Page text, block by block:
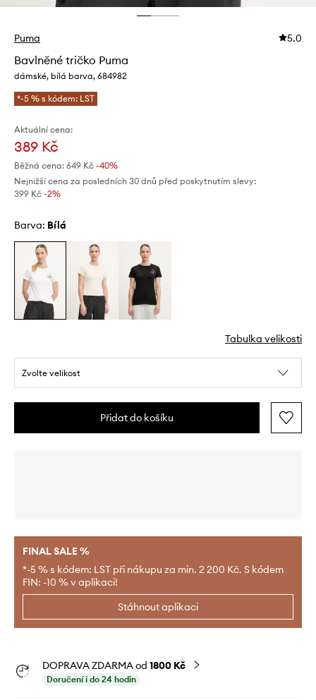
Puma 5.0
Bavlněné tričko Puma
dámské, bílá barva, 684982
*-5 % s kódem: LST
Aktuální cena:
389 Kč
Běžná cena: 649 Kč -40%
Nejnižší cena za posledních 30 dnů před poskytnutím slevy:
399 Kč -2%
Barva: bílá
Tabulka velikosti
Zvolte velikost
Přidat do košíku
FINAL SALE %
*-5 % s kódem: LST při nákupu za min. 2 200 Kč. S kódem
FIN: -10 % v aplikaci!
Stáhnout aplikaci
DOPRAVA ZDARMA od 1800 Kč
Doručení i do 24 hodin